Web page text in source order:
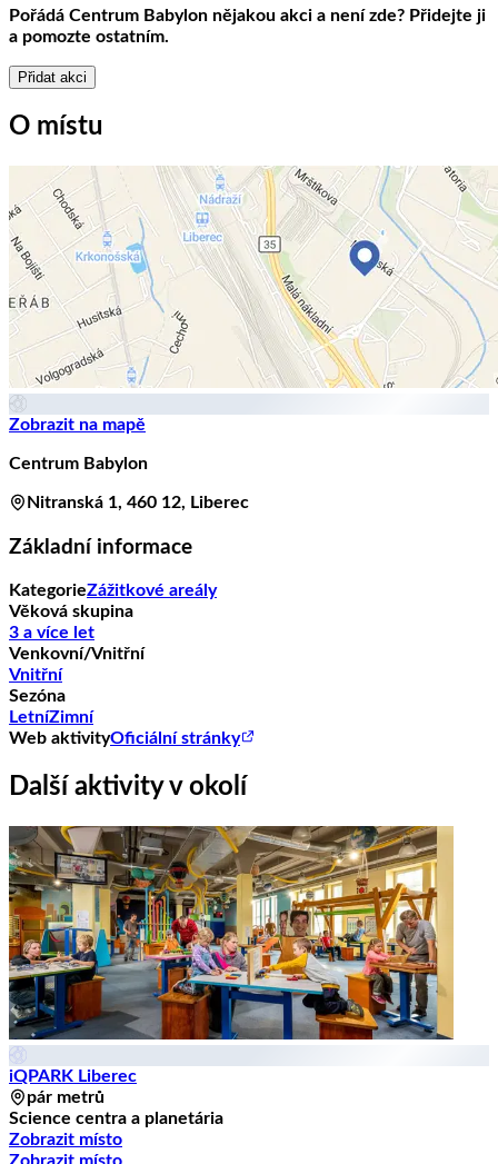
Pořádá Centrum Babylon nějakou akci a není zde? Přidejte ji
a pomozte ostatním.
Přidat akci
O místu
Zobrazit na mapě
Centrum Babylon
Nitranská 1, 460 12, Liberec
Základní informace
KategorieZážitkové areály
Věková skupina
3 a více let
Venkovní/Vnitřní
Vnitřní
Sezóna
LetníZimní
Web aktivityOficiální stránky
Další aktivity v okolí
iQPARK Liberec
pár metrů
Science centra a planetária
Zobrazit místo